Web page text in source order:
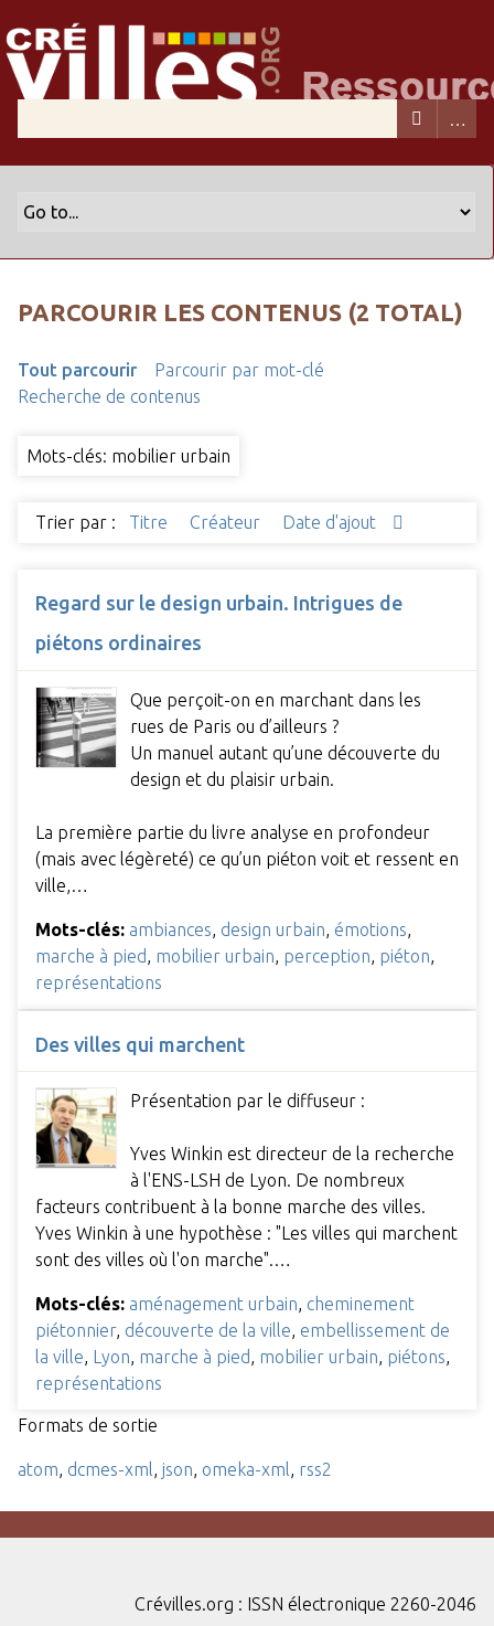
PARCOURIR LES CONTENUS (2 TOTAL)
Tout parcourir
Parcourir par mot-clé
Recherche de contenus
Mots-clés: mobilier urbain
Trier par : Titre Créateur Date d'ajout
Regard sur le design urbain. Intrigues de
piétons ordinaires
Que perçoit-on en marchant dans les
rues de Paris ou d’ailleurs ?
Un manuel autant qu’une découverte du
design et du plaisir urbain.
La première partie du livre analyse en profondeur
(mais avec légèreté) ce qu’un piéton voit et ressent en
ville,…
Mots-clés: ambiances design urbain émotions
marche à pied
mobilier urbain perception piéton
représentations
Des villes qui marchent
Présentation par le diffuseur :
Yves Winkin est directeur de la recherche
à l'ENS-LSH de Lyon. De nombreux
facteurs contribuent à la bonne marche des villes.
Yves Winkin à une hypothèse : "Les villes qui marchent
sont des villes où l'on marche".…
Mots-clés: aménagement urbain, cheminement
piétonnier, découverte de la ville, embellissement de
la ville, Lyon, marche à pied, mobilier urbain, piétons,
représentations
Formats de sortie
atom, dcmes-xml, json, omeka-xml, rss2
Crévilles.org : ISSN électronique 2260-2046